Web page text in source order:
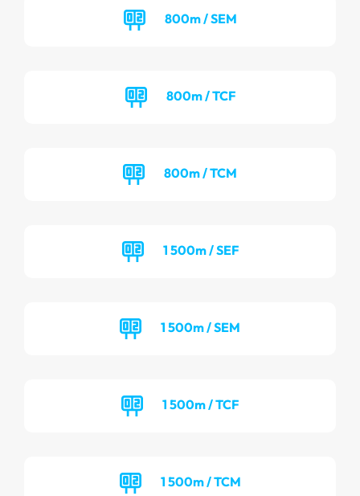
800m / SEM
800m / TCF
800m / TCM
1 500m / SEF
1 500m / SEM
1 500m / TCF
1 500m / TCM